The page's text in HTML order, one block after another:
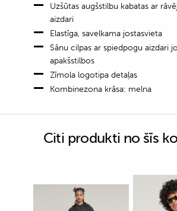
Uzšūtas augšstilbu kabatas ar
aizdari
Elastīga, savelkama jostasvieta
Sānu cilpas ar spiedpogu aizdari
apakšstilbos
Zīmola logotipa detaļas
Kombinezona krāsa: melna
Citi produkti no šīs